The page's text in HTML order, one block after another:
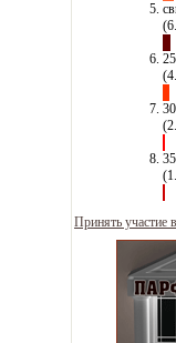
Принять участие